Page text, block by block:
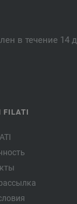
в течение